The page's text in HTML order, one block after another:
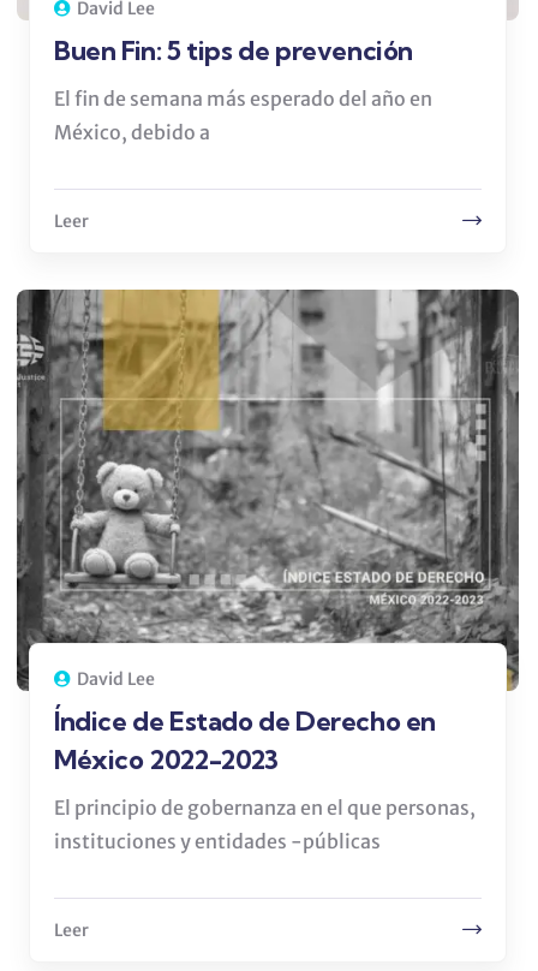
David Lee
Buen Fin: 5 tips de prevención
El fin de semana más esperado del año en
México, debido a
Leer
David Lee
Índice de Estado de Derecho en
México 2022-2023
El principio de gobernanza en el que personas,
instituciones y entidades -públicas
Leer